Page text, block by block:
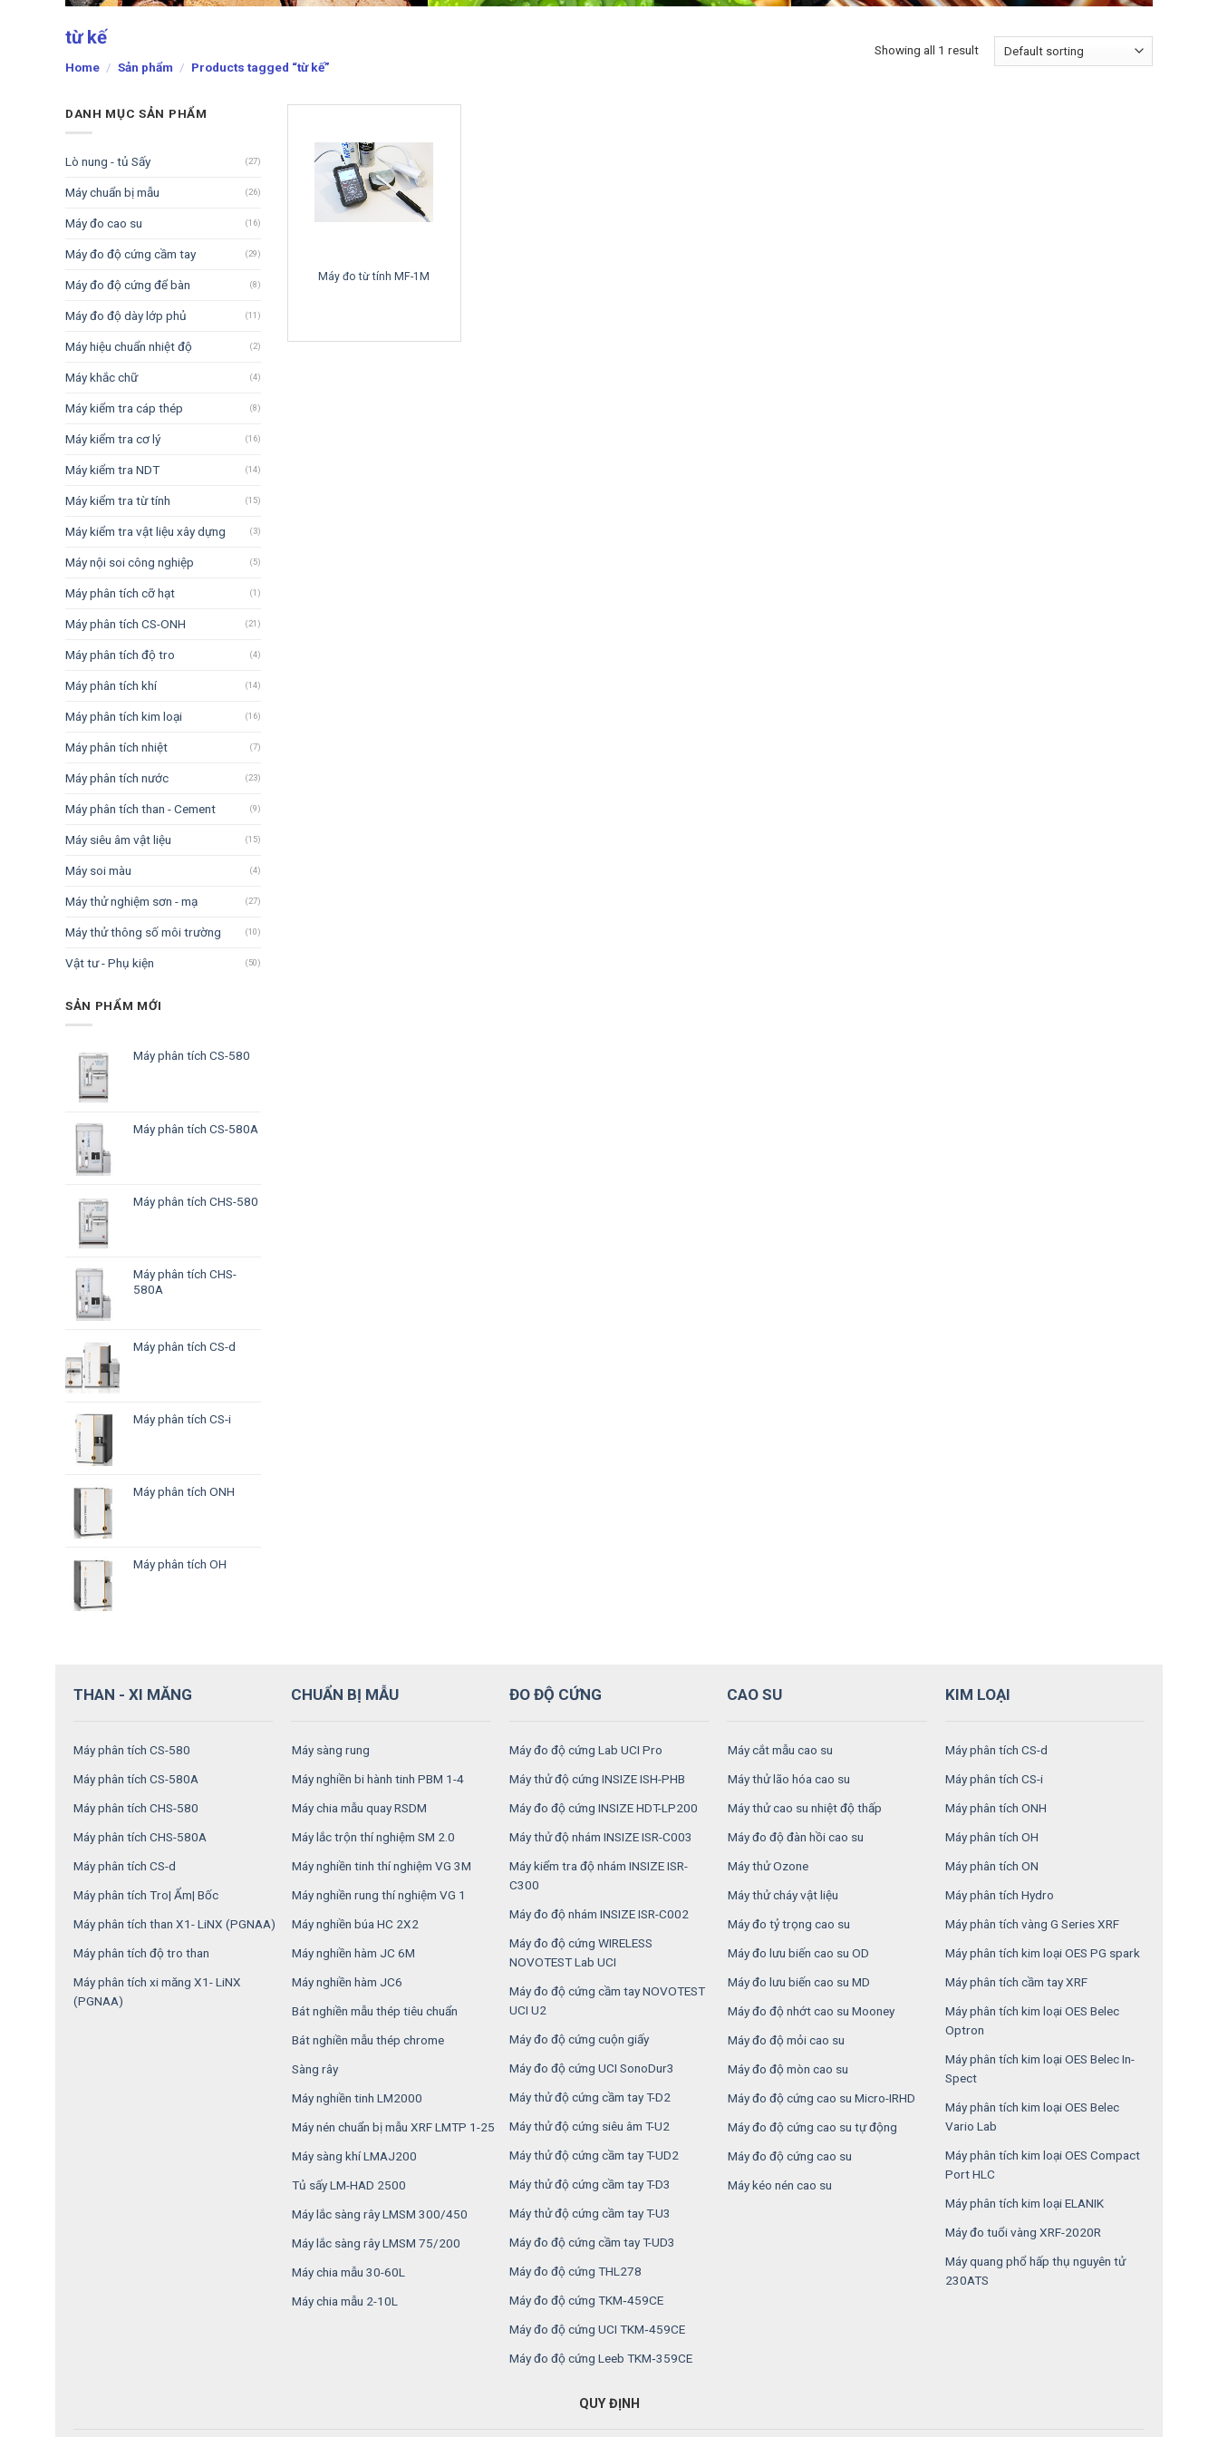
từ kế
Home / Sản phẩm / Products tagged “từ kế”
Showing all 1 result
DANH MỤC SẢN PHẨM
Lò nung - tủ Sấy (27)
Máy chuẩn bị mẫu (26)
Máy đo cao su (16)
Máy đo độ cứng cầm tay (29)
Máy đo độ cứng để bàn (8)
Máy đo độ dày lớp phủ (11)
Máy hiệu chuẩn nhiệt độ (2)
Máy khắc chữ (4)
Máy kiểm tra cáp thép (8)
Máy kiểm tra cơ lý (16)
Máy kiểm tra NDT (14)
Máy kiểm tra từ tính (15)
Máy kiểm tra vật liệu xây dựng (3)
Máy nội soi công nghiệp (5)
Máy phân tích cỡ hạt (1)
Máy phân tích CS-ONH (21)
Máy phân tích độ tro (4)
Máy phân tích khí (14)
Máy phân tích kim loại (16)
Máy phân tích nhiệt (7)
Máy phân tích nước (23)
Máy phân tích than - Cement (9)
Máy siêu âm vật liệu (15)
Máy soi màu (4)
Máy thử nghiệm sơn - mạ (27)
Máy thử thông số môi trường (10)
Vật tư - Phụ kiện (50)
SẢN PHẨM MỚI
Máy phân tích CS-580
Máy phân tích CS-580A
Máy phân tích CHS-580
Máy phân tích CHS-
580A
Máy phân tích CS-d
Máy phân tích CS-i
Máy phân tích ONH
Máy phân tích OH
Máy đo từ tính MF-1M
THAN - XI MĂNG
Máy phân tích CS-580
Máy phân tích CS-580A
Máy phân tích CHS-580
Máy phân tích CHS-580A
Máy phân tích CS-d
Máy phân tích Tro| Ẩm| Bốc
Máy phân tích than X1- LiNX (PGNAA)
Máy phân tích độ tro than
Máy phân tích xi măng X1- LiNX
(PGNAA)
CHUẨN BỊ MẪU
Máy sàng rung
Máy nghiền bi hành tinh PBM 1-4
Máy chia mẫu quay RSDM
Máy lắc trộn thí nghiệm SM 2.0
Máy nghiền tinh thí nghiệm VG 3M
Máy nghiền rung thí nghiệm VG 1
Máy nghiền búa HC 2X2
Máy nghiền hàm JC 6M
Máy nghiền hàm JC6
Bát nghiền mẫu thép tiêu chuẩn
Bát nghiền mẫu thép chrome
Sàng rây
Máy nghiền tinh LM2000
Máy nén chuẩn bị mẫu XRF LMTP 1-25
Máy sàng khí LMAJ200
Tủ sấy LM-HAD 2500
Máy lắc sàng rây LMSM 300/450
Máy lắc sàng rây LMSM 75/200
Máy chia mẫu 30-60L
Máy chia mẫu 2-10L
ĐO ĐỘ CỨNG
Máy đo độ cứng Lab UCI Pro
Máy thử độ cứng INSIZE ISH-PHB
Máy đo độ cứng INSIZE HDT-LP200
Máy thử độ nhám INSIZE ISR-C003
Máy kiểm tra độ nhám INSIZE ISR-
C300
Máy đo độ nhám INSIZE ISR-C002
Máy đo độ cứng WIRELESS
NOVOTEST Lab UCI
Máy đo độ cứng cầm tay NOVOTEST
UCI U2
Máy đo độ cứng cuộn giấy
Máy đo độ cứng UCI SonoDur3
Máy thử độ cứng cầm tay T-D2
Máy thử độ cứng siêu âm T-U2
Máy thử độ cứng cầm tay T-UD2
Máy thử độ cứng cầm tay T-D3
Máy thử độ cứng cầm tay T-U3
Máy đo độ cứng cầm tay T-UD3
Máy đo độ cứng THL278
Máy đo độ cứng TKM‑459CE
Máy đo độ cứng UCI TKM‑459CE
Máy đo độ cứng Leeb TKM‑359CE
CAO SU
Máy cắt mẫu cao su
Máy thử lão hóa cao su
Máy thử cao su nhiệt độ thấp
Máy đo độ đàn hồi cao su
Máy thử Ozone
Máy thử cháy vật liệu
Máy đo tỷ trọng cao su
Máy đo lưu biến cao su OD
Máy đo lưu biến cao su MD
Máy đo độ nhớt cao su Mooney
Máy đo độ mỏi cao su
Máy đo độ mòn cao su
Máy đo độ cứng cao su Micro-IRHD
Máy đo độ cứng cao su tự động
Máy đo độ cứng cao su
Máy kéo nén cao su
KIM LOẠI
Máy phân tích CS-d
Máy phân tích CS-i
Máy phân tích ONH
Máy phân tích OH
Máy phân tích ON
Máy phân tích Hydro
Máy phân tích vàng G Series XRF
Máy phân tích kim loại OES PG spark
Máy phân tích cầm tay XRF
Máy phân tích kim loại OES Belec
Optron
Máy phân tích kim loại OES Belec In-
Spect
Máy phân tích kim loại OES Belec
Vario Lab
Máy phân tích kim loại OES Compact
Port HLC
Máy phân tích kim loại ELANIK
Máy đo tuổi vàng XRF-2020R
Máy quang phổ hấp thụ nguyên tử
230ATS
QUY ĐỊNH